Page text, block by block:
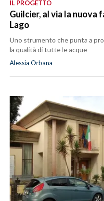
IL PROGETTO
Guilcier, al via la nuova
Lago
Uno strumento che punta a
la qualità di tutte le acque
Alessia Orbana